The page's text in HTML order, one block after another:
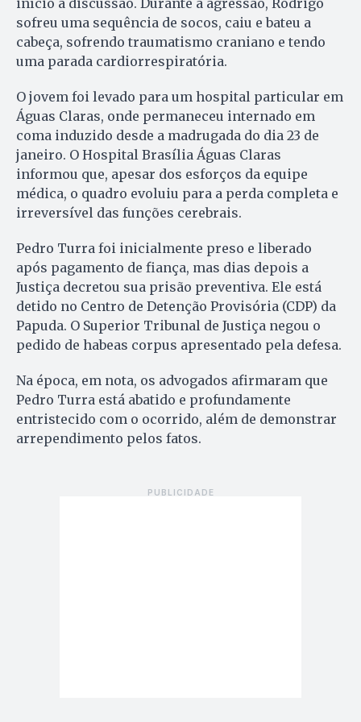
início à discussão. Durante a agressão, Rodrigo
sofreu uma sequência de socos, caiu e bateu a
cabeça, sofrendo traumatismo craniano e tendo
uma parada cardiorrespiratória.
O jovem foi levado para um hospital particular em
Águas Claras, onde permaneceu internado em
coma induzido desde a madrugada do dia 23 de
janeiro. O Hospital Brasília Águas Claras
informou que, apesar dos esforços da equipe
médica, o quadro evoluiu para a perda completa e
irreversível das funções cerebrais.
Pedro Turra foi inicialmente preso e liberado
após pagamento de fiança, mas dias depois a
Justiça decretou sua prisão preventiva. Ele está
detido no Centro de Detenção Provisória (CDP) da
Papuda. O Superior Tribunal de Justiça negou o
pedido de habeas corpus apresentado pela defesa.
Na época, em nota, os advogados afirmaram que
Pedro Turra está abatido e profundamente
entristecido com o ocorrido, além de demonstrar
arrependimento pelos fatos.